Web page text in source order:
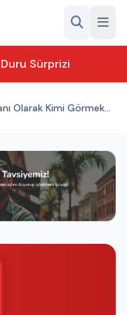
Sürprizi
Olarak Kimi Görmek